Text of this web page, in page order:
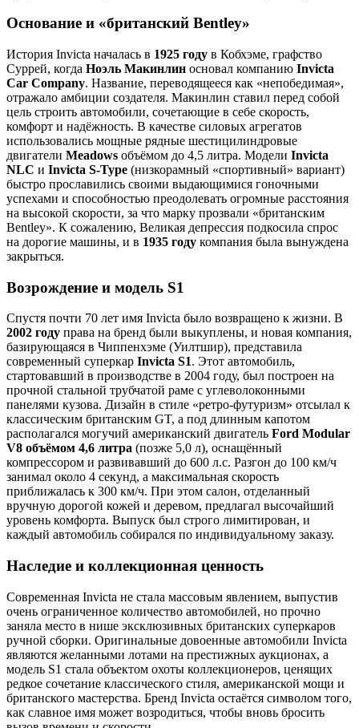
Основание и «британский Bentley»
История Invicta началась в 1925 году в Кобхэме, графство
Суррей, когда Ноэль Макинлин основал компанию Invicta
Car Company. Название, переводящееся как «непобедимая»,
отражало амбиции создателя. Макинлин ставил перед собой
цель строить автомобили, сочетающие в себе скорость,
комфорт и надёжность. В качестве силовых агрегатов
использовались мощные рядные шестицилиндровые
двигатели Meadows объёмом до 4,5 литра. Модели Invicta
NLC и Invicta S-Type (низкорамный «спортивный» вариант)
быстро прославились своими выдающимися гоночными
успехами и способностью преодолевать огромные расстояния
на высокой скорости, за что марку прозвали «британским
Bentley». К сожалению, Великая депрессия подкосила спрос
на дорогие машины, и в 1935 году компания была вынуждена
закрыться.
Возрождение и модель S1
Спустя почти 70 лет имя Invicta было возвращено к жизни. В
2002 году права на бренд были выкуплены, и новая компания,
базирующаяся в Чиппенхэме (Уилтшир), представила
современный суперкар Invicta S1. Этот автомобиль,
стартовавший в производстве в 2004 году, был построен на
прочной стальной трубчатой раме с углеволоконными
панелями кузова. Дизайн в стиле «ретро-футуризм» отсылал к
классическим британским GT, а под длинным капотом
располагался могучий американский двигатель Ford Modular
V8 объёмом 4,6 литра (позже 5,0 л), оснащённый
компрессором и развивавший до 600 л.с. Разгон до 100 км/ч
занимал около 4 секунд, а максимальная скорость
приближалась к 300 км/ч. При этом салон, отделанный
вручную дорогой кожей и деревом, предлагал высочайший
уровень комфорта. Выпуск был строго лимитирован, и
каждый автомобиль собирался по индивидуальному заказу.
Наследие и коллекционная ценность
Современная Invicta не стала массовым явлением, выпустив
очень ограниченное количество автомобилей, но прочно
заняла место в нише эксклюзивных британских суперкаров
ручной сборки. Оригинальные довоенные автомобили Invicta
являются желанными лотами на престижных аукционах, а
модель S1 стала объектом охоты коллекционеров, ценящих
редкое сочетание классического стиля, американской мощи и
британского мастерства. Бренд Invicta остаётся символом того,
как славное имя может возродиться, чтобы вновь бросить